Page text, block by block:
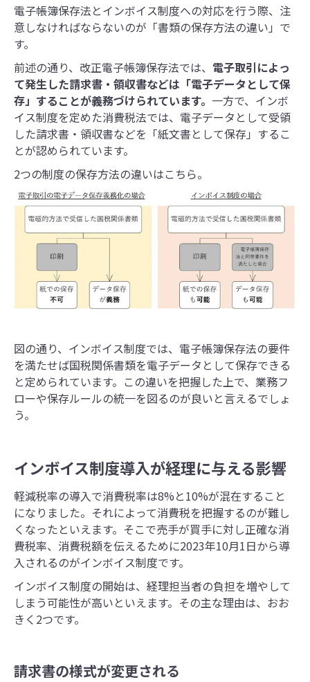
せて解説します。
電子帳簿保存法とインボイス制度への対応を行う際、注
意しなければならないのが「書類の保存方法の違い」で
す。
前述の通り、改正電子帳簿保存法では、 電子取引によっ
て発生した請求書・領収書などは「電子データとして保
存」することが義務づけられています。 一方で、インボ
イス制度を定めた消費税法では、電子データとして受領
した請求書・領収書などを「紙文書として保存」するこ
とが認められています。
2つの制度の保存方法の違いはこちら。
図の通り、インボイス制度では、電子帳簿保存法の要件
を満たせば国税関係書類を電子データとして保存できる
と定められています。この違いを把握した上で、業務フ
ローや保存ルールの統一を図るのが良いと言えるでしょ
う。
インボイス制度導入が経理に与える影響
軽減税率の導入で消費税率は8%と10%が混在すること
になりました。それによって消費税を把握するのが難し
くなったといえます。そこで売手が買手に対し正確な消
費税率、消費税額を伝えるために2023年10月1日から導
入されるのがインボイス制度です。
インボイス制度の開始は、経理担当者の負担を増やして
しまう可能性が高いといえます。その主な理由は、おお
きく2つです。
請求書の様式が変更される